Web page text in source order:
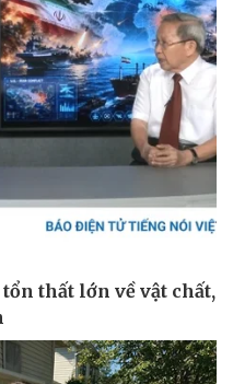
Công nghệ
Sành điệu
Tin Công nghệ
Trải nghiệm